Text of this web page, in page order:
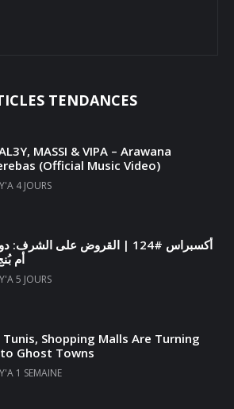
TENDANCES
MASSI & VIPA – Arawana
(Official Music Video)
4 JOURS
أكسبراس #124 | القروض على الشرف:
أم
5 JOURS
Tunis, Shopping Malls Are Turning
Ghost Towns
1 SEMAINE